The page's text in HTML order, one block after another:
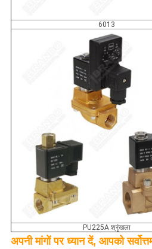
6013
PU225A श्रृंखला
अपनी मांगों पर ध्यान दें, आपको